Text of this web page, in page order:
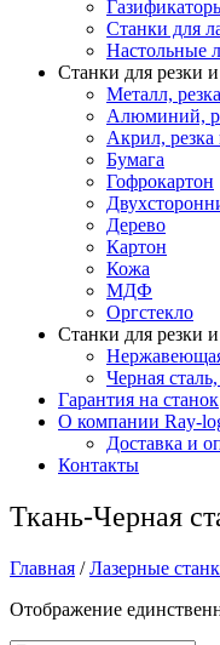
Cтанки для
Настольные
Станки для резки
Металл,
Алюминий,
Акрил, резка
Бумага
Гофрокартон
Дерево
Картон
Кожа
МДФ
Оргстекло
Станки для резки
Нержавеющая
Черная
Гарантия на станок
О компании Ray-
Доставка и
Контакты
Ткань-Черная
Главная /Лазерные
Отображение